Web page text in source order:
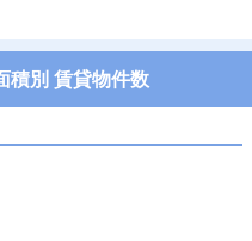
積別 賃貸物件数